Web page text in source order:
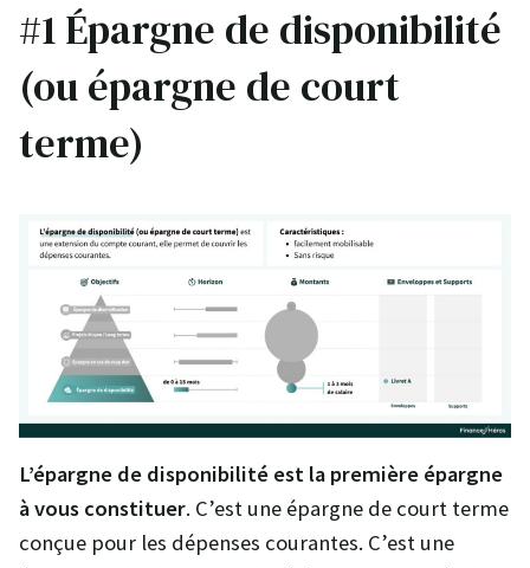
#1 Épargne de disponibilité
(ou épargne de court
terme)
L’épargne de disponibilité est la première épargne
à vous constituer. C’est une épargne de court terme
conçue pour les dépenses courantes. C’est une